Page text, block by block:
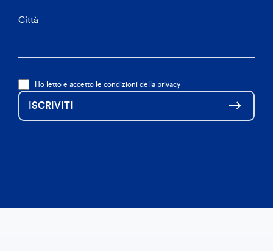
Città
Ho letto e accetto le condizioni della privacy
ISCRIVITI